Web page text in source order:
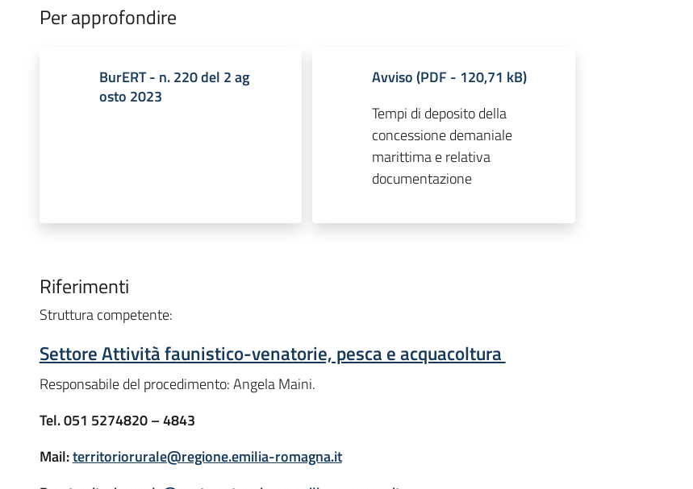
Per approfondire
BurERT - n. 220 del 2 ag
osto 2023
Avviso(PDF - 120,71 kB)
Tempi di deposito della
concessione demaniale
marittima e relativa
documentazione
Riferimenti
Struttura competente:
Settore Attività faunistico-venatorie, pesca e acquacoltura
Responsabile del procedimento: Angela Maini.
Tel. 051 5274820 – 4843
Mail:territoriorurale@regione.emilia-romagna.it